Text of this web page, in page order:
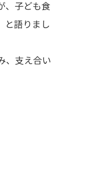
、子ども食
と語りまし
、支え合い